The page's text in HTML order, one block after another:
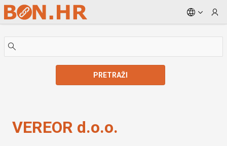
Skip to Main Content
PRETRAŽI
VEREOR d.o.o.